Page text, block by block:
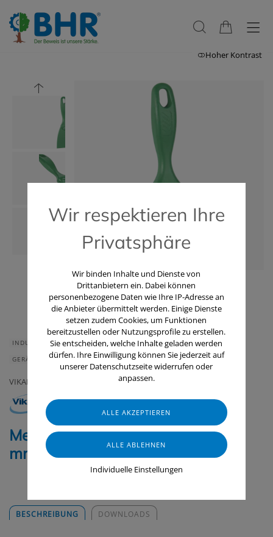
Hoher Kontrast
INDUSTRIE & HANDWERK
GASTRONOMIE & HOTELLERIE
GERÄTE & ZUBEHÖR
LEBENSMITTELINDUSTRIE
VIKAN
Metalldetektierbare Spachtel, 75
mm
BESCHREIBUNG DOWNLOADS
Wir respektieren Ihre
Privatsphäre
Wir binden Inhalte und Dienste von
Drittanbietern ein. Dabei können
personenbezogene Daten wie Ihre IP-Adresse an
die Anbieter übermittelt werden. Einige Dienste
setzen zudem Cookies, um Funktionen
bereitzustellen oder Nutzungsprofile zu erstellen.
Sie entscheiden, welche Inhalte geladen werden
dürfen. Ihre Einwilligung können Sie jederzeit auf
unserer Datenschutzseite widerrufen oder
anpassen.
Individuelle Einstellungen